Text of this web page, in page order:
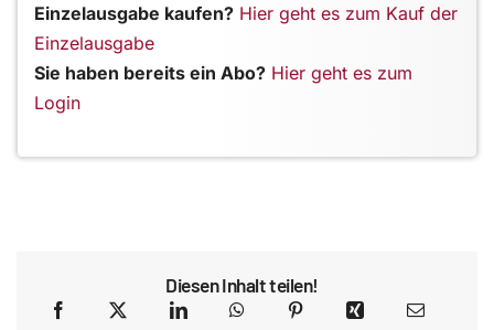
Einzelausgabe kaufen? Hier geht es zum Kauf der
Einzelausgabe
Sie haben bereits ein Abo? Hier geht es zum
Login
Diesen Inhalt teilen!